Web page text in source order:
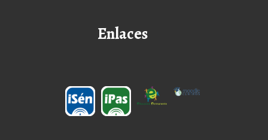
Enlaces